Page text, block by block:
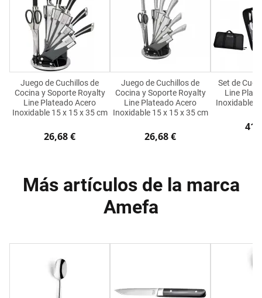
Juego de Cuchillos de
Cocina y Soporte Royalty
Line Plateado Acero
Inoxidable 15 x 15 x 35 cm
26,68 €
Juego de Cuchillos de
Cocina y Soporte Royalty
Line Plateado Acero
Inoxidable 15 x 15 x 35 cm
26,68 €
Set de
Line
Inoxidable
Más artículos de la marca
Amefa